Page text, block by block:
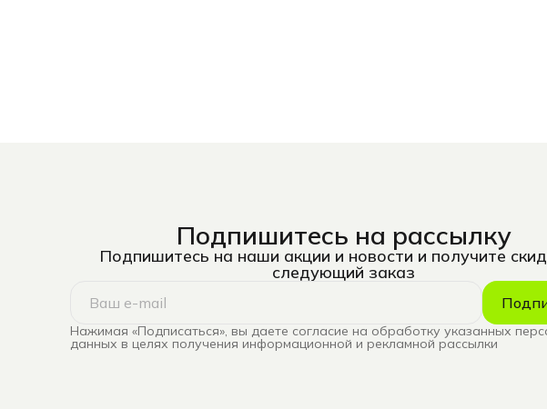
Подпишитесь на рассылку
Подпишитесь на наши акции и новости и получите
следующий заказ
Нажимая «Подписаться», вы даете согласие на обработку указанных
данных в целях получения информационной и рекламной рассылки